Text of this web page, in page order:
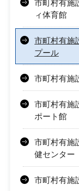
市町村有施
ィ体育館
市町村有施
プール
市町村有施
市町村有施
ポート館
市町村有施
健センター
市町村有施